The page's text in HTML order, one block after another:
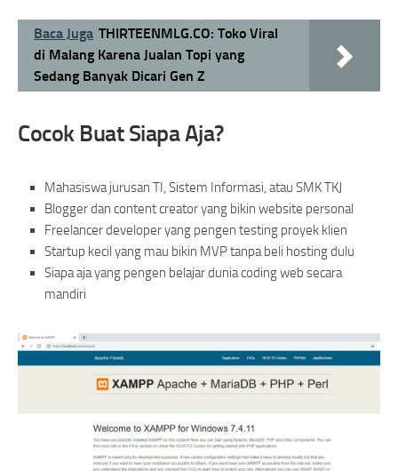
Baca Juga THIRTEENMLG.CO: Toko Viral
di Malang Karena Jualan Topi yang
Sedang Banyak Dicari Gen Z
Cocok Buat Siapa Aja?
Mahasiswa jurusan TI, Sistem Informasi, atau SMK TKJ
Blogger dan content creator yang bikin website personal
Freelancer developer yang pengen testing proyek klien
Startup kecil yang mau bikin MVP tanpa beli hosting dulu
Siapa aja yang pengen belajar dunia coding web secara
mandiri